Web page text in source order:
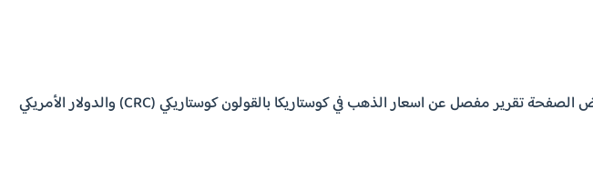
مرحبا بكم في صفحة اسعار الذهب في كوستاريكا اليوم. حيث تعرض الصفحة تقرير مفصل عن اسعار الذهب في كوستاريكا بالقولون كوستاريكي (CRC) والدولار الأمريكي